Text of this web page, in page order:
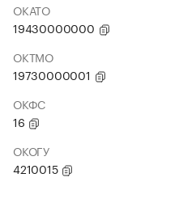
ОКАТО
19430000000
ОКТМО
19730000001
ОКФС
16
ОКОГУ
4210015